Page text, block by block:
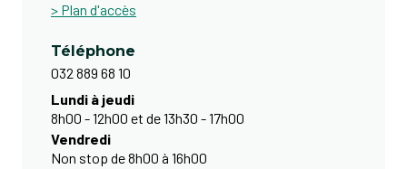
> Plan d'accès
Téléphone
032 889 68 10
Lundi à jeudi
8h00 - 12h00 et de 13h30 - 17h00
Vendredi
Non stop de 8h00 à 16h00